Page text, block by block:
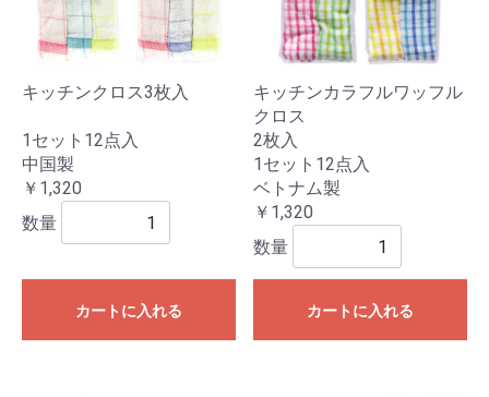
キッチンクロス3枚入
1セット12点入
中国製
￥1,320
数量
カートに入れる
キッチンカラフルワッフル
クロス
2枚入
1セット12点入
ベトナム製
￥1,320
数量
カートに入れる